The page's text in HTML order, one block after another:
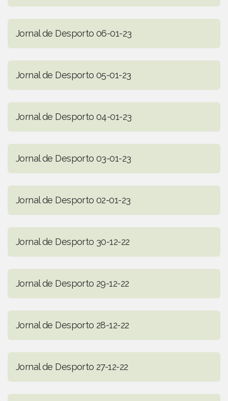
Jornal de Desporto 06-01-23
Jornal de Desporto 05-01-23
Jornal de Desporto 04-01-23
Jornal de Desporto 03-01-23
Jornal de Desporto 02-01-23
Jornal de Desporto 30-12-22
Jornal de Desporto 29-12-22
Jornal de Desporto 28-12-22
Jornal de Desporto 27-12-22